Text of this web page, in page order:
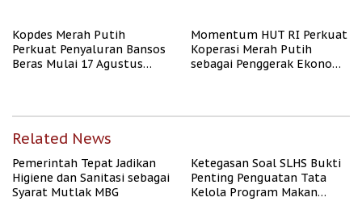
Kopdes Merah Putih
Perkuat Penyaluran Bansos
Beras Mulai 17 Agustus
Momentum HUT RI Perkuat
Koperasi Merah Putih
sebagai Penggerak Ekonomi
Related News
Pemerintah Tepat Jadikan
Higiene dan Sanitasi sebagai
Syarat Mutlak MBG
Ketegasan Soal SLHS Bukti
Penting Penguatan Tata
Kelola Program Makan